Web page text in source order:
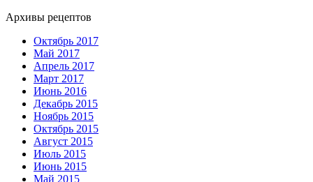
Архивы рецептов
Октябрь 2017
Май 2017
Апрель 2017
Март 2017
Июнь 2016
Декабрь 2015
Ноябрь 2015
Октябрь 2015
Август 2015
Июль 2015
Июнь 2015
Май 2015